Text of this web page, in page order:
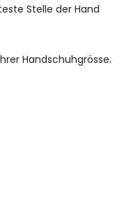
Stelle der Hand
Handschuhgrösse.